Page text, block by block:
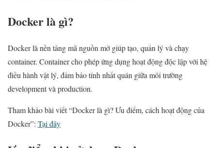
Docker là gì?
Docker là nền tảng mã nguồn mở giúp tạo, quản lý và chạy
container. Container cho phép ứng dụng hoạt động độc lập với hệ
điều hành vật lý, đảm bảo tính nhất quán giữa môi trường
development và production.
Tham khảo bài viết “Docker là gì? Ưu điểm, cách hoạt động của
Docker”: Tại đây